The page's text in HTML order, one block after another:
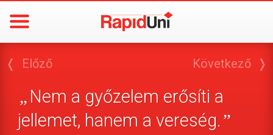
❬ Előző
„ Nem a győzelem erősíti a
jellemet, hanem a vereség.”
Következő ❭